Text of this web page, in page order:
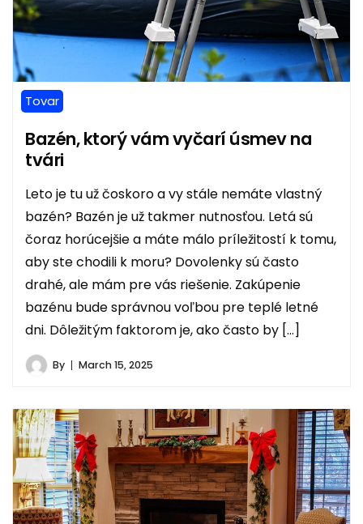
Tovar
Bazén, ktorý vám vyčarí úsmev na
tvári
Leto je tu už čoskoro a vy stále nemáte vlastný
bazén? Bazén je už takmer nutnosťou. Letá sú
čoraz horúcejšie a máte málo príležitostí k tomu,
aby ste chodili k moru? Dovolenky sú často
drahé, ale mám pre vás riešenie. Zakúpenie
bazénu bude správnou voľbou pre teplé letné
dni. Dôležitým faktorom je, ako často by […]
By March 15, 2025